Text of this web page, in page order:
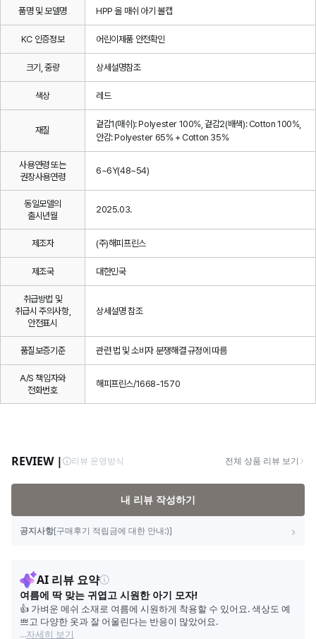
품명 및 모델명 HPP 올 매쉬 아기 볼캡
KC 인증정보 어린이제품 안전확인
크기, 중량 상세설명참조
색상 레드
재질
겉감1(매쉬): Polyester 100%, 겉감2(배색): Cotton 100%,
안감: Polyester 65% + Cotton 35%
사용연령 또는
권장사용연령
6~6Y(48~54)
동일모델의
출시년월
2025.03.
제조자 (주)해피프린스
제조국 대한민국
취급방법 및
취급시 주의사항,
안전표시
상세설명 참조
품질보증기준 관련 법 및 소비자 분쟁해결 규정에 따름
A/S 책임자와
전화번호
해피프린스/1668-1570